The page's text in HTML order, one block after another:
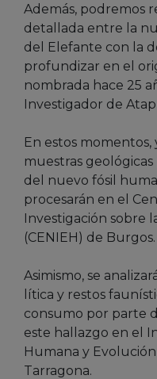
Además, podremos
detallada entre la
del Elefante con la
profundizar en el
nombrada hace 25
Investigador de
En estos
muestras
del nuevo fósil
procesarán en el
Investigación sobre
(CENIEH) de Burgos.
Asimismo, se
lítica y restos
consumo por parte
este hallazgo en el
Humana y
Tarragona.